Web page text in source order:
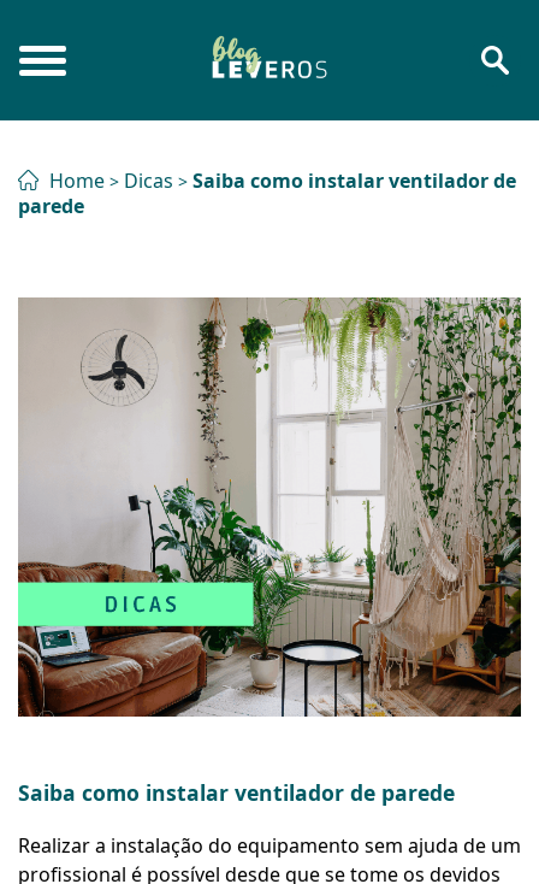
Home > Dicas > Saiba como instalar ventilador de
parede
Saiba como instalar ventilador de parede
Realizar a instalação do equipamento sem ajuda de um
profissional é possível desde que se tome os devidos